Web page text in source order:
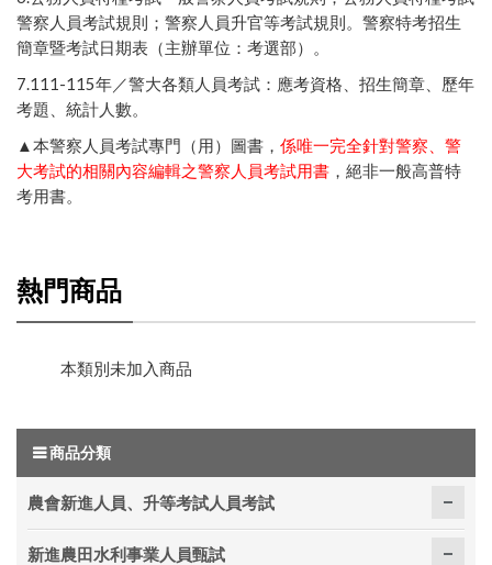
警察人員考試規則 ； 警察人員升官等考試規則 。 警察特考招生
簡章暨考試日期表（主辦單位：考選部）
。
7.111-115年／警大各類人員考試：應考資格、招生簡章、歷年
考題、統計人數。
▲本警察人員考試專門（用）圖書， 係唯一完全針對警察、警
大考試的相關內容編輯之警察人員考試用書 ，絕非一般高普特
考用書。
熱門商品
本類別未加入商品
商品分類
農會新進人員、升等考試人員考試
新進農田水利事業人員甄試